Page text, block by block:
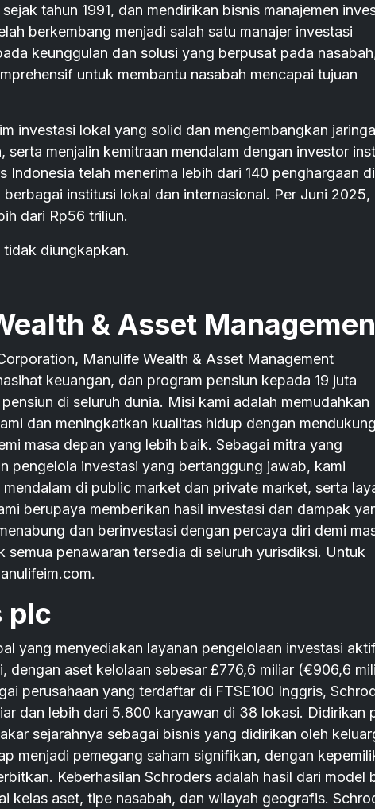
tahun 1991, dan mendirikan bisnis manajemen
berkembang menjadi salah satu manajer investasi
keunggulan dan solusi yang berpusat pada
untuk membantu nasabah mencapai tujuan
investasi lokal yang solid dan mengembangkan
menjalin kemitraan mendalam dengan investor
telah menerima lebih dari 140 penghargaan di
institusi lokal dan internasional. Per Juni 2025,
dari Rp56 triliun.
diungkapkan.
& Asset
Manulife Wealth & Asset Management
keuangan, dan program pensiun kepada 19 juta
di seluruh dunia. Misi kami adalah memudahkan
dan meningkatkan kualitas hidup dengan mendukung
masa depan yang lebih baik. Sebagai mitra yang
pengelola investasi yang bertanggung jawab, kami
di public market dan private market, serta
berupaya memberikan hasil investasi dan dampak
dan berinvestasi dengan percaya diri demi
penawaran tersedia di seluruh yurisdiksi. Untuk
plc
yang menyediakan layanan pengelolaan investasi
dengan aset kelolaan sebesar £776,6 miliar (€906,6
perusahaan yang terdaftar di FTSE100 Inggris,
dan lebih dari 5.800 karyawan di 38 lokasi. Didirikan
sejarahnya sebagai bisnis yang didirikan oleh
menjadi pemegang saham signifikan, dengan
Keberhasilan Schroders adalah hasil dari model
kelas aset, tipe nasabah, dan wilayah geografis.